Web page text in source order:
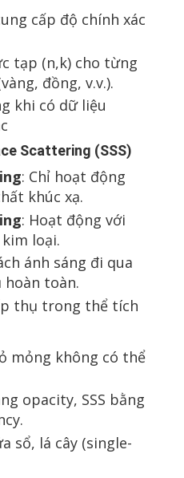
cấp độ chính xác
tạp (n,k) cho từng
đồng, v.v.).
khi có dữ liệu
Scattering (SSS)
: Chỉ hoạt động
khúc xạ.
: Hoạt động với
loại.
ánh sáng đi qua
toàn.
thụ trong thể tích
mỏng không có thể
opacity, SSS bằng
sổ, lá cây (single-